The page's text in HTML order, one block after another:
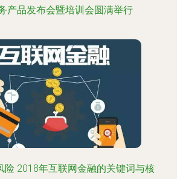
产品发布会暨培训会圆满举行
险 2018年互联网金融的关键词与核